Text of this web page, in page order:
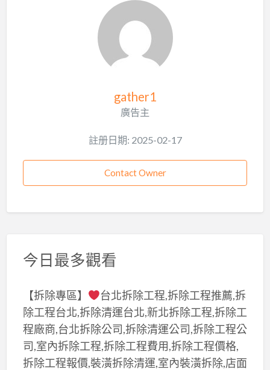
gather1
廣告主
註册日期: 2025-02-17
Contact Owner
今日最多觀看
【拆除專區】
台北拆除工程,拆除工程推薦,拆
除工程台北,拆除清運台北,新北拆除工程,拆除工
程廠商,台北拆除公司,拆除清運公司,拆除工程公
司,室內拆除工程,拆除工程費用,拆除工程價格,
拆除工程報價,裝潢拆除清運,室內裝潢拆除,店面